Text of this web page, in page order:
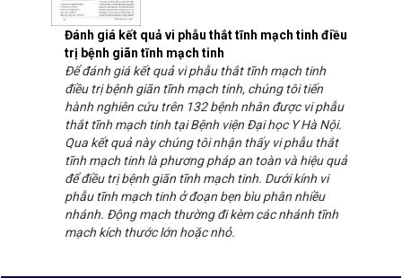
Đánh giá kết quả vi phẫu thắt tĩnh mạch tinh điều
trị bệnh giãn tĩnh mạch tinh
Để đánh giá kết quả vi phẫu thắt tĩnh mạch tinh
điều trị bệnh giãn tĩnh mạch tinh, chúng tôi tiến
hành nghiên cứu trên 132 bệnh nhân được vi phẫu
thắt tĩnh mạch tinh tại Bệnh viện Đại học Y Hà Nội.
Qua kết quả này chúng tôi nhận thấy vi phẫu thắt
tĩnh mạch tinh là phương pháp an toàn và hiệu quả
để điều trị bệnh giãn tĩnh mạch tinh. Dưới kính vi
phẫu tĩnh mạch tinh ở đoạn bẹn bìu phân nhiều
nhánh. Động mạch thường đi kèm các nhánh tĩnh
mạch kích thước lớn hoặc nhỏ.